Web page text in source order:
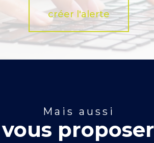
créer l'alerte
mais aussi